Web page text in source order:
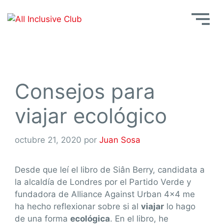
Consejos para
viajar ecológico
octubre 21, 2020 por Juan Sosa
Desde que leí el libro de Siân Berry, candidata a
la alcaldía de Londres por el Partido Verde y
fundadora de Alliance Against Urban 4×4 me
ha hecho reflexionar sobre si al viajar lo hago
de una forma ecológica. En el libro, he